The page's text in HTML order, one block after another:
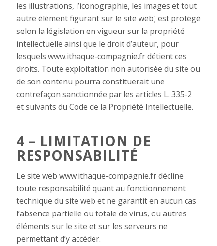
les illustrations, l’iconographie, les images et tout
autre élément figurant sur le site web) est protégé
selon la législation en vigueur sur la propriété
intellectuelle ainsi que le droit d’auteur, pour
lesquels www.ithaque-compagnie.fr détient ces
droits. Toute exploitation non autorisée du site ou
de son contenu pourra constituerait une
contrefaçon sanctionnée par les articles L. 335-2
et suivants du Code de la Propriété Intellectuelle.
4 – LIMITATION DE
RESPONSABILITÉ
Le site web www.ithaque-compagnie.frdécline
toute responsabilité quant au fonctionnement
technique du site web et ne garantit en aucun cas
l’absence partielle ou totale de virus, ou autres
éléments sur le site et sur les serveurs ne
permettant d’y accéder.